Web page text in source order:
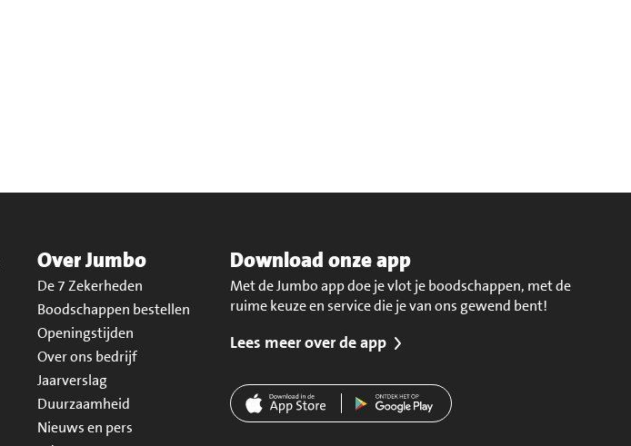
Over Jumbo
De 7 Zekerheden
Boodschappen bestellen
Openingstijden
Over ons bedrijf
Jaarverslag
Duurzaamheid
Nieuws en pers
Download onze app
Met de Jumbo app doe je vlot je boodschappen, met de
ruime keuze en service die je van ons gewend bent!
Lees meer over de app